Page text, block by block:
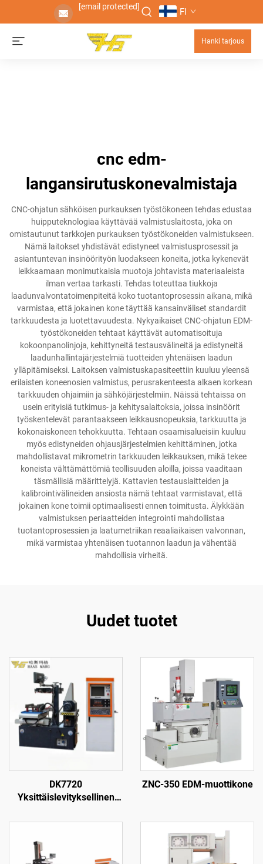
[email protected] FI
Hanki tarjous
cnc edm-
langansirutuskonevalmistaja
CNC-ohjatun sähköisen purkauksen työstökoneen tehdas edustaa
huipputeknologiaa käyttävää valmistuslaitosta, joka on
omistautunut tarkkojen purkauksen työstökoneiden valmistukseen.
Nämä laitokset yhdistävät edistyneet valmistusprosessit ja
asiantuntevan insinöörityön luodakseen koneita, jotka kykenevät
leikkaamaan monimutkaisia muotoja johtavista materiaaleista
ilman vertaa tarkasti. Tehdas toteuttaa tiukkoja
laadunvalvontatoimenpiteitä koko tuotantoprosessin aikana, mikä
varmistaa, että jokainen kone täyttää kansainväliset standardit
tarkkuudesta ja luotettavuudesta. Nykyaikaiset CNC-ohjatun EDM-
työstökoneiden tehtaat käyttävät automatisoituja
kokoonpanolinjoja, kehittyneitä testausvälineitä ja edistyneitä
laadunhallintajärjestelmiä tuotteiden yhtenäisen laadun
ylläpitämiseksi. Laitoksen valmistuskapasiteettiin kuuluu yleensä
erilaisten koneenosien valmistus, perusrakenteesta alkaen korkean
tarkkuuden ohjaimiin ja sähköjärjestelmiin. Näissä tehtaissa on
usein erityisiä tutkimus- ja kehitysalaitoksia, joissa insinöörit
työskentelevät parantaakseen leikkausnopeuksia, tarkkuutta ja
kokonaiskoneen tehokkuutta. Tehtaan osaamisalueisiin kuuluu
myös edistyneiden ohjausjärjestelmien kehittäminen, jotka
mahdollistavat mikrometrin tarkkuuden leikkauksen, mikä tekee
koneista välttämättömiä teollisuuden aloilla, joissa vaaditaan
täsmällisiä määrittelyjä. Kattavien testauslaitteiden ja
kalibrointivälineiden ansiosta nämä tehtaat varmistavat, että
jokainen kone toimii optimaalisesti ennen toimitusta. Älykkään
valmistuksen periaatteiden integrointi mahdollistaa
tuotantoprosessien ja laatumetriikan reaaliaikaisen valvonnan,
mikä varmistaa yhtenäisen tuotannon laadun ja vähentää
mahdollisia virheitä.
Uudet tuotet
DK7720
Yksittäislevityksellinen
ZNC-350 EDM-muottikone